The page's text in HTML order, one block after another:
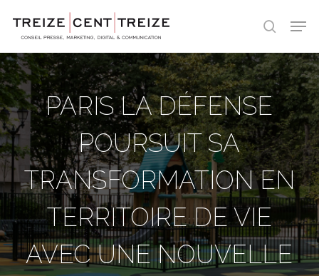
content
search
PARIS LA DÉFENSE
POURSUIT SA
TRANSFORMATION EN
TERRITOIRE DE VIE
AVEC UNE NOUVELLE